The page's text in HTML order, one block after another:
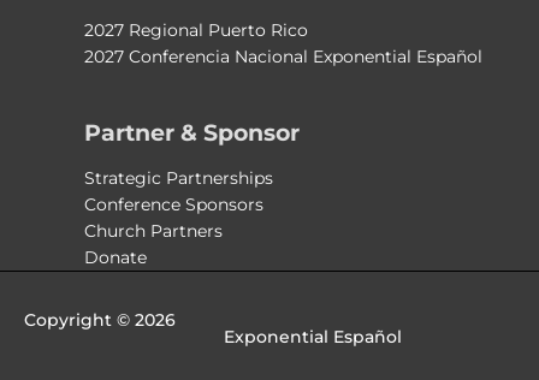
2027 Regional Puerto Rico
2027 Conferencia Nacional Exponential Español
Partner & Sponsor
Strategic Partnerships
Conference Sponsors
Church Partners
Donate
Copyright © 2026
Exponential Español